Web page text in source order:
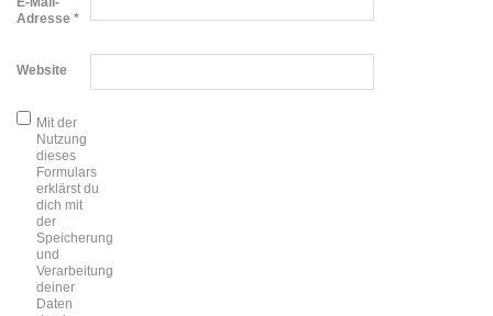
Adresse *
Website
Mit der
Nutzung
dieses
Formulars
erklärst du
dich mit
der
Speicherung
und
Verarbeitung
deiner
Daten